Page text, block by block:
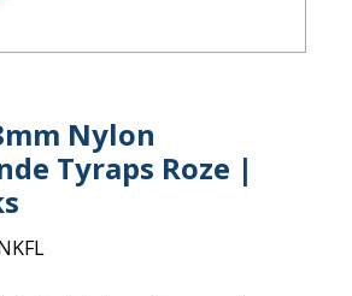
Nylon
Tyraps Roze |